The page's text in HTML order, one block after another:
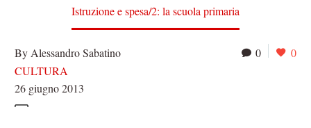
Istruzione e spesa/2: la scuola primaria
0 0
By Alessandro Sabatino
CULTURA
26 giugno 2013